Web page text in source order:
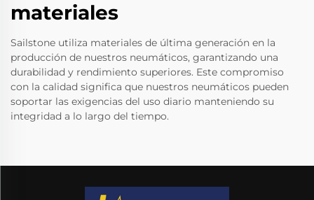
materiales
Sailstone utiliza materiales de última generación en la
producción de nuestros neumáticos, garantizando una
durabilidad y rendimiento superiores. Este compromiso
con la calidad significa que nuestros neumáticos pueden
soportar las exigencias del uso diario manteniendo su
integridad a lo largo del tiempo.